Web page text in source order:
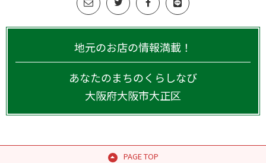
地元のお店の情報満載！
あなたのまちのくらしなび
大阪府大阪市大正区
PAGE TOP